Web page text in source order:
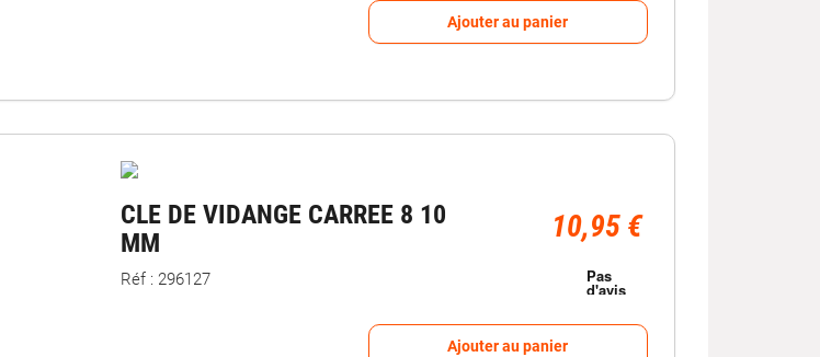
Ajouter au panier
CLE DE VIDANGE CARREE 8 10
MM
10,95 €
Réf : 296127
Ajouter au panier